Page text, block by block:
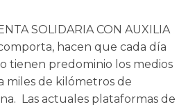
SOLIDARIA CON AUXILIA
hacen que cada día
tienen predominio los medios
miles de kilómetros de
Las actuales plataformas de